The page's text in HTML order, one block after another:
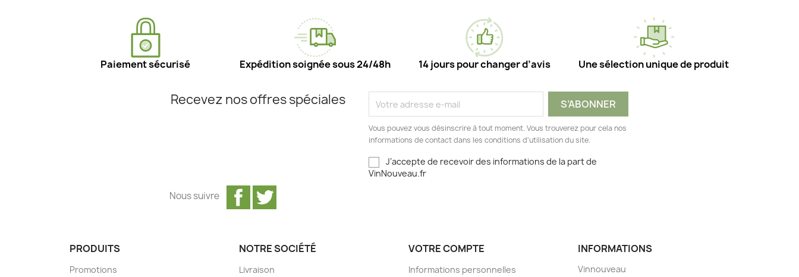
Paiement sécurisé Expédition soignée sous 24/48h 14 jours pour changer d’avis Une sélection unique de produit
Recevez nos offres spéciales
Vous pouvez vous désinscrire à tout moment. Vous trouverez pour cela nos
informations de contact dans les conditions d'utilisation du site.
J’accepte de recevoir des informations de la part de
VinNouveau.fr
Facebook
Nous suivre
PRODUITS
Promotions
NOTRE SOCIÉTÉ
Livraison
VOTRE COMPTE
Informations personnelles
INFORMATIONS
Vinnouveau